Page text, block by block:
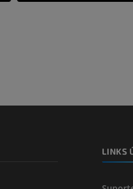
TC
Arteriografia dos LINKS